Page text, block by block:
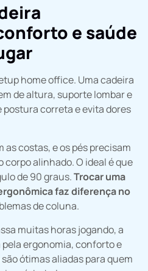
e saúde
home office. Uma cadeira
de altura, suporte lombar e
correta e evita dores
as costas, e os pés precisam
alinhado. O ideal é que
de 90 graus.Trocar uma
faz diferença no
de coluna.
muitas horas jogando, a
pela ergonomia, conforto e
ótimas aliadas para quem